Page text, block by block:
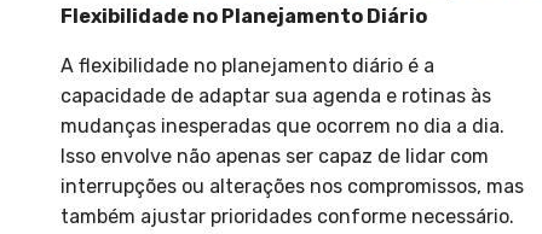
Flexibilidade no Planejamento Diário
A flexibilidade no planejamento diário é a
capacidade de adaptar sua agenda e rotinas às
mudanças inesperadas que ocorrem no dia a dia.
Isso envolve não apenas ser capaz de lidar com
interrupções ou alterações nos compromissos, mas
também ajustar prioridades conforme necessário.